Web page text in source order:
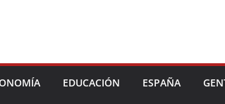
EDUCACIÓN ESPAÑA